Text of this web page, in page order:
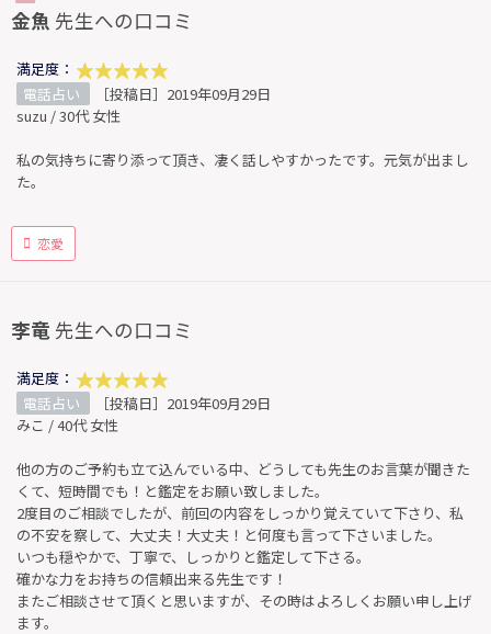
金魚 先生への口コミ
満足度：
電話占い
［投稿日］2019年09月29日
suzu / 30代 女性
私の気持ちに寄り添って頂き、凄く話しやすかったです。元気が出まし
た。
恋愛
李竜 先生への口コミ
満足度：
電話占い
［投稿日］2019年09月29日
みこ / 40代 女性
他の方のご予約も立て込んでいる中、どうしても先生のお言葉が聞きた
くて、短時間でも！と鑑定をお願い致しました。
2度目のご相談でしたが、前回の内容をしっかり覚えていて下さり、私
の不安を察して、大丈夫！大丈夫！と何度も言って下さいました。
いつも穏やかで、丁寧で、しっかりと鑑定して下さる。
確かな力をお持ちの信頼出来る先生です！
またご相談させて頂くと思いますが、その時はよろしくお願い申し上げ
ます。